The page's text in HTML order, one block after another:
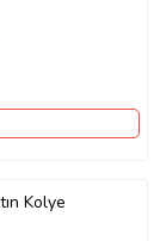
Kolye